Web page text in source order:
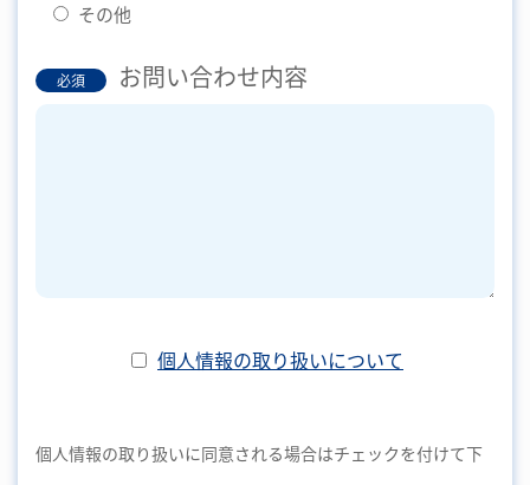
その他
必須 お問い合わせ内容
個人情報の取り扱いについて
個人情報の取り扱いに同意される場合はチェックを付けて下